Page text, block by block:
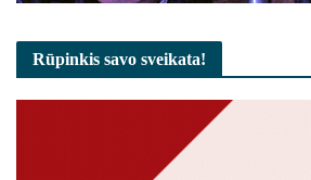
Rūpinkis savo sveikata!